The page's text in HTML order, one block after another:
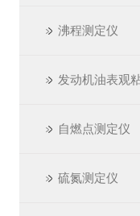
沸程测定仪
发动机油表观
自燃点测定仪
硫氮测定仪